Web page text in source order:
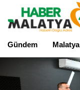
Gündem Malatya